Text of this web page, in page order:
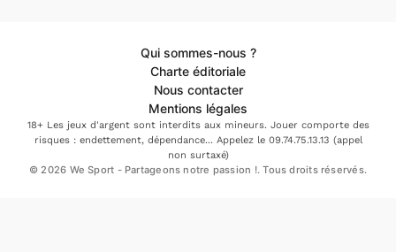
Qui sommes-nous ?
Charte éditoriale
Nous contacter
Mentions légales
18+ Les jeux d'argent sont interdits aux mineurs. Jouer comporte des
risques : endettement, dépendance... Appelez le 09.74.75.13.13 (appel
non surtaxé)
© 2026 We Sport - Partageons notre passion !. Tous droits réservés.